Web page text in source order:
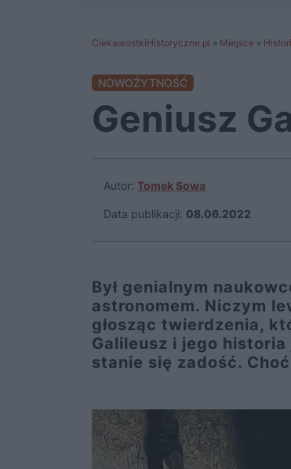
CiekawostkiHistoryczne.pl » Miejsce »
NOWOŻYTNOŚĆ
Geniusz
Autor: Tomek Sowa
Data publikacji: 08.06.2022
Był genialnym
astronomem. Niczym
głosząc twierdzenia,
Galileusz i jego
stanie się zadość.